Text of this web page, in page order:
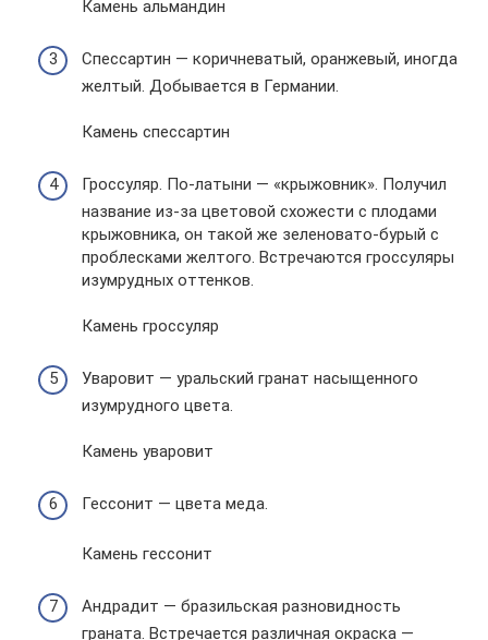
Камень альмандин
Спессартин — коричневатый, оранжевый, иногда
желтый. Добывается в Германии.
Камень спессартин
Гроссуляр. По-латыни — «крыжовник». Получил
название из-за цветовой схожести с плодами
крыжовника, он такой же зеленовато-бурый с
проблесками желтого. Встречаются гроссуляры
изумрудных оттенков.
Камень гроссуляр
Уваровит — уральский гранат насыщенного
изумрудного цвета.
Камень уваровит
Гессонит — цвета меда.
Камень гессонит
Андрадит — бразильская разновидность
граната. Встречается различная окраска —